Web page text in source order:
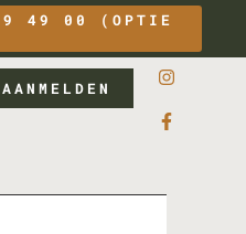
49 00 (OPTIE
AANMELDEN